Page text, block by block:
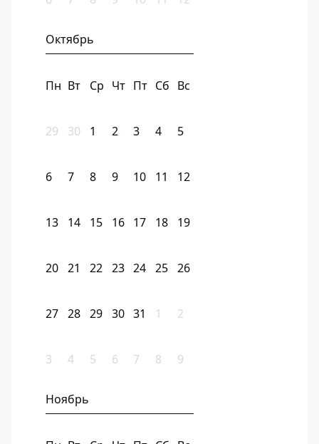
Октябрь
Пн Вт Ср Чт Пт Сб Вс
29 30 1 2 3 4 5
6 7 8 9 10 11 12
13 14 15 16 17 18 19
20 21 22 23 24 25 26
27 28 29 30 31 1 2
3 4 5 6 7 8 9
Ноябрь